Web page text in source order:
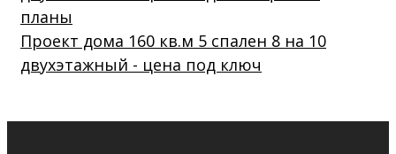
Проект дома 160 кв.м 5 спален 8 на 10
двухэтажный - цена под ключ